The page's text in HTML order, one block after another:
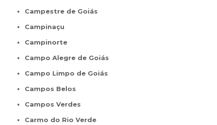
Campestre de Goiás
Campinaçu
Campinorte
Campo Alegre de Goiás
Campo Limpo de Goiás
Campos Belos
Campos Verdes
Carmo do Rio Verde